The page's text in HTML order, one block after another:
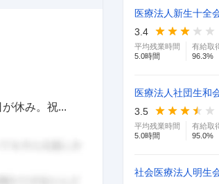
休み。祝...
医療法人新生十全
3.4
平均残業時間
5.0時間
有給取
96.3%
医療法人社団生和
3.5
平均残業時間
5.0時間
有給取
95.0%
社会医療法人明生